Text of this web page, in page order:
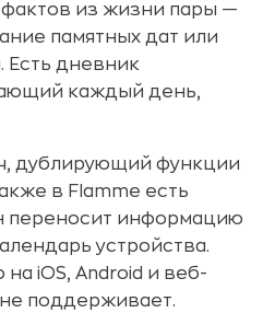
из жизни пары —
памятных дат или
Есть дневник
каждый день,
дублирующий функции
в Flamme есть
переносит информацию
устройства.
iOS, Android и веб-
поддерживает.